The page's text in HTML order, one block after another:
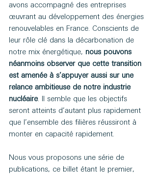
avons accompagné des entreprises
œuvrant au développement des énergies
renouvelables en France. Conscients de
leur rôle clé dans la décarbonation de
notre mix énergétique, nous pouvons
néanmoins observer que cette transition
est amenée à s’appuyer aussi sur une
relance ambitieuse de notre industrie
nucléaire. Il semble que les objectifs
seront atteints d’autant plus rapidement
que l’ensemble des filières réussiront à
monter en capacité rapidement.
Nous vous proposons une série de
publications, ce billet étant le premier,